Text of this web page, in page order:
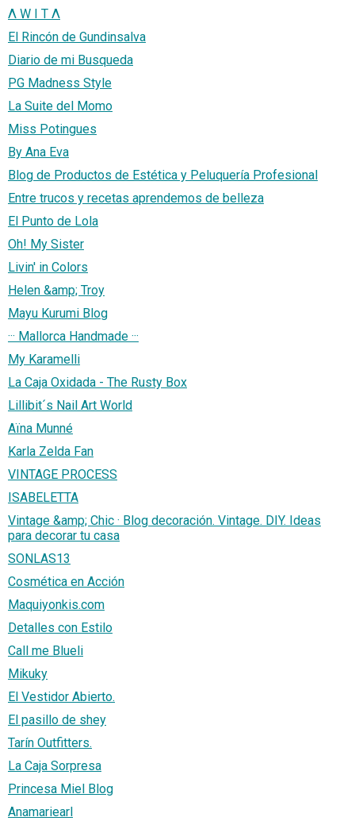
Λ W I T Λ
El Rincón de Gundinsalva
Diario de mi Busqueda
PG Madness Style
La Suite del Momo
Miss Potingues
By Ana Eva
Blog de Productos de Estética y Peluquería Profesional
Entre trucos y recetas aprendemos de belleza
El Punto de Lola
Oh! My Sister
Livin' in Colors
Helen &amp; Troy
Mayu Kurumi Blog
··· Mallorca Handmade ···
My Karamelli
La Caja Oxidada - The Rusty Box
Lillibit´s Nail Art World
Aïna Munné
Karla Zelda Fan
VINTAGE PROCESS
ISABELETTA
Vintage &amp; Chic · Blog decoración. Vintage. DIY. Ideas
para decorar tu casa
SONLAS13
Cosmética en Acción
Maquiyonkis.com
Detalles con Estilo
Call me Blueli
Mikuky
El Vestidor Abierto.
El pasillo de shey
Tarín Outfitters.
La Caja Sorpresa
Princesa Miel Blog
Anamariearl